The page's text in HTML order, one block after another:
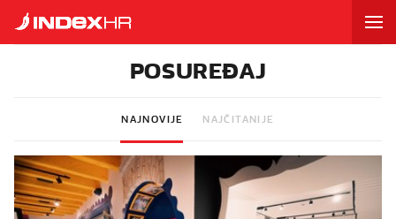
POSUREĐAJ
NAJNOVIJE NAJČITANIJE